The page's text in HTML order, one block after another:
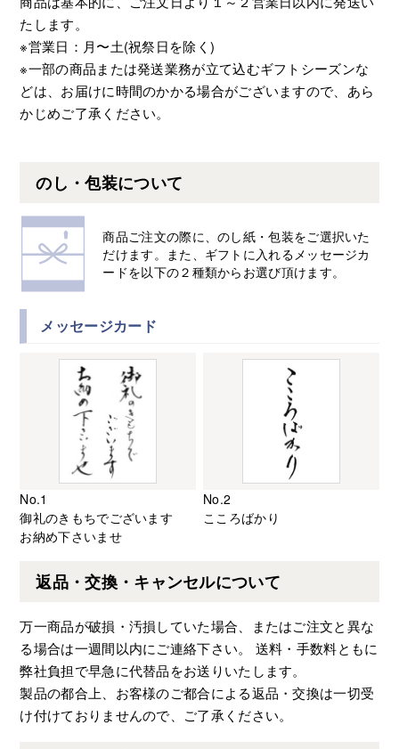
たします。
※営業日：月〜土(祝祭日を除く)
※一部の商品または発送業務が立て込むギフトシーズンな
どは、お届けに時間のかかる場合がございますので、あら
かじめご了承ください。
のし・包装について
商品ご注文の際に、のし紙・包装をご選択いた
だけます。また、ギフトに入れるメッセージカ
ードを以下の２種類からお選び頂けます。
メッセージカード
No.1
御礼のきもちでございます
お納め下さいませ
No.2
こころばかり
返品・交換・キャンセルについて
万一商品が破損・汚損していた場合、またはご注文と異な
る場合は一週間以内にご連絡下さい。 送料・手数料ともに
弊社負担で早急に代替品をお送りいたします。
製品の都合上、お客様のご都合による返品・交換は一切受
け付けておりませんので、ご了承ください。